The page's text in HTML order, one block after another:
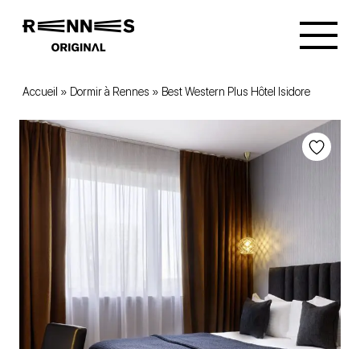
Accueil » Dormir à Rennes » Best Western Plus Hôtel Isidore